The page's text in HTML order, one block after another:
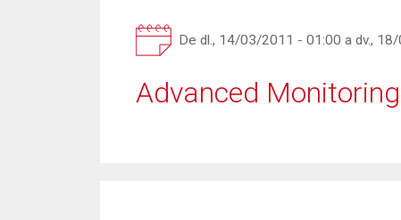
De dl., 14/03/2011 - 01:00 a dv.,
Advanced